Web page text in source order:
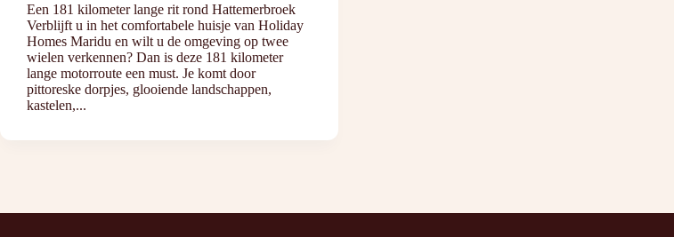
Een 181 kilometer lange rit rond Hattemerbroek
Verblijft u in het comfortabele huisje van Holiday
Homes Maridu en wilt u de omgeving op twee
wielen verkennen? Dan is deze 181 kilometer
lange motorroute een must. Je komt door
pittoreske dorpjes, glooiende landschappen,
kastelen,...